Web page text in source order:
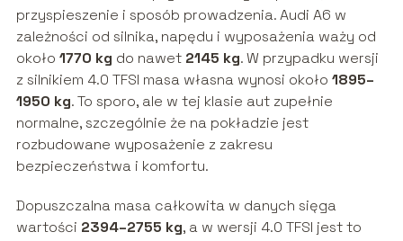
przyspieszenie i sposób prowadzenia. Audi A6 w
zależności od silnika, napędu i wyposażenia waży od
około 1770 kg do nawet 2145 kg. W przypadku wersji
z silnikiem 4.0 TFSI masa własna wynosi około 1895–
1950 kg. To sporo, ale w tej klasie aut zupełnie
normalne, szczególnie że na pokładzie jest
rozbudowane wyposażenie z zakresu
bezpieczeństwa i komfortu.
Dopuszczalna masa całkowita w danych sięga
wartości 2394–2755 kg, a w wersji 4.0 TFSI jest to